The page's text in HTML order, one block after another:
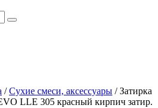
/Сухие смеси, аксессуары /Затирка
LLE 305 красный кирпич затир.